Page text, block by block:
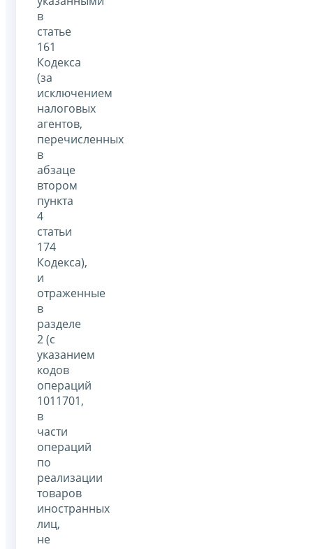
в
статье
161
Кодекса
(за
исключением
налоговых
агентов,
перечисленных
в
абзаце
втором
пункта
4
статьи
174
Кодекса),
и
отраженные
в
разделе
2 (с
указанием
кодов
операций
1011701,
в
части
операций
по
реализации
товаров
иностранных
лиц,
не